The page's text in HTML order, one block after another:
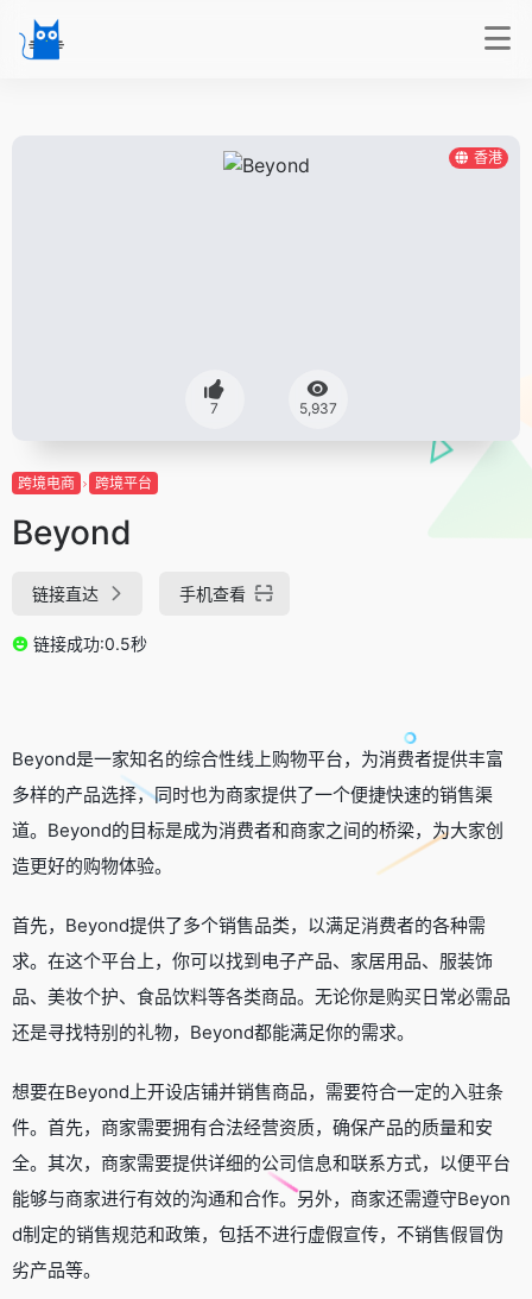
香港
7 5,937
跨境电商 跨境平台
Beyond
链接直达 手机查看
链接成功:0.5秒
Beyond是一家知名的综合性线上购物平台，为消费者提供丰富
多样的产品选择，同时也为商家提供了一个便捷快速的销售渠
道。Beyond的目标是成为消费者和商家之间的桥梁，为大家创
造更好的购物体验。
首先，Beyond提供了多个销售品类，以满足消费者的各种需
求。在这个平台上，你可以找到电子产品、家居用品、服装饰
品、美妆个护、食品饮料等各类商品。无论你是购买日常必需品
还是寻找特别的礼物，Beyond都能满足你的需求。
想要在Beyond上开设店铺并销售商品，需要符合一定的入驻条
件。首先，商家需要拥有合法经营资质，确保产品的质量和安
全。其次，商家需要提供详细的公司信息和联系方式，以便平台
能够与商家进行有效的沟通和合作。另外，商家还需遵守Beyon
d制定的销售规范和政策，包括不进行虚假宣传，不销售假冒伪
劣产品等。